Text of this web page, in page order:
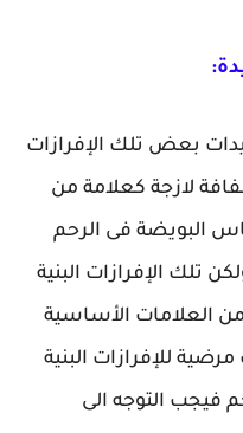
بعض تلك الإفرازات
لازجة كعلامة من
البويضة فى الرحم
تلك الإفرازات البنية
العلامات الأساسية
للإفرازات البنية
التوجه الى